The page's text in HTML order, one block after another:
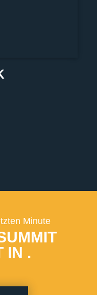
Minute
IN .